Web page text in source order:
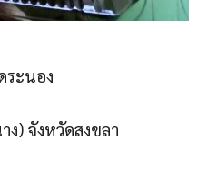
ระนอง
ง) จังหวัดสงขลา